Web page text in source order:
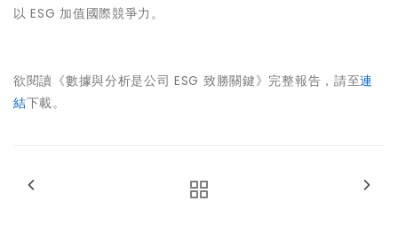
以 ESG 加值國際競爭力。
欲閱讀《數據與分析是公司 ESG 致勝關鍵》完整報告，請至連
結下載。